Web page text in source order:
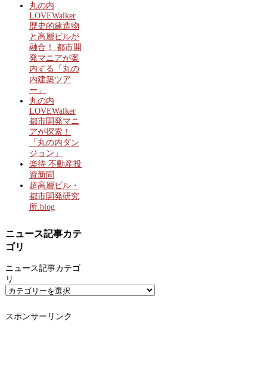
丸の内
LOVEWalker
歴史的建造物
と高層ビルが
融合！ 都市開
発マニアが案
内する「丸の
内建築ツア
ー」
丸の内
LOVEWalker
都市開発マニ
アが探索！
「丸の内ダン
ジョン」
楽待 不動産投
資新聞
超高層ビル・
都市開発研究
所.blog
ニュース記事カテ
ゴリ
ニュース記事カテゴ
リ
スポンサーリンク